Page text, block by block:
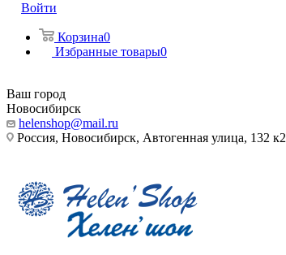
Войти
Корзина0
Избранные товары0
Ваш город
Новосибирск
helenshop@mail.ru
Россия, Новосибирск, Автогенная улица, 132 к2